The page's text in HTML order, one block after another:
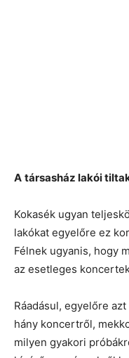
A társasház lakói
Kokasék ugyan
lakókat egyelőre ez
Félnek ugyanis, hogy
az esetleges
Ráadásul, egyelőre
hány koncertről,
milyen gyakori